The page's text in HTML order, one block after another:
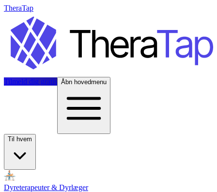
TheraTap
Tilmeld dig gratis Åbn hovedmenu
Til hvem
Dyreterapeuter & Dyrlæger